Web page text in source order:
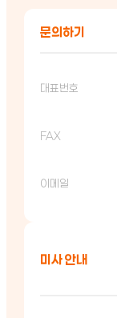
문의하기
대표번호
FAX
이메일
미사 안내